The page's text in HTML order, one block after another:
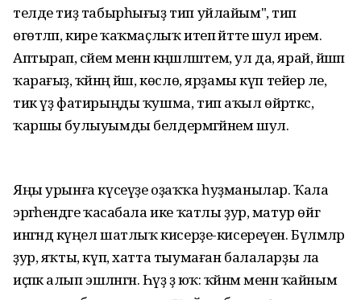
телде тиҙ табырһығыҙ тип уйлайым", тип
өгөтләп, кире ҡаҡмаҫлыҡ итеп әйтте шул ирем.
Аптырап, әсәйем менән кәңәшләштем, ул да, ярай, йәшәп
ҡарағыҙ, ҡәйнәң йәш, көслө, ярҙамы күп тейер әле,
тик үҙ фатирыңды ҡушма, тип аҡыл өйрәткәс,
ҡаршы булыуымды белдермәгәйнем шул.
Яңы урынға күсеүҙе оҙаҡҡа һуҙманылар. Ҡала
эргәһендәге ҡасабала ике ҡатлы ҙур, матур өйгә
ингәндә күңел шатлыҡ кисерҙе-кисереүен. Бүлмәләр
ҙур, яҡты, күп, хатта тыумаған балаларҙы ла
иҫәпкә алып эшләнгән. Һүҙ ҙә юҡ: ҡәйнәм менән ҡайным